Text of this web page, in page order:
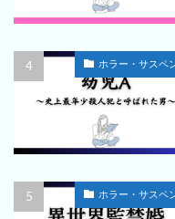
ホラー・サスペ
ホラー・サスペ